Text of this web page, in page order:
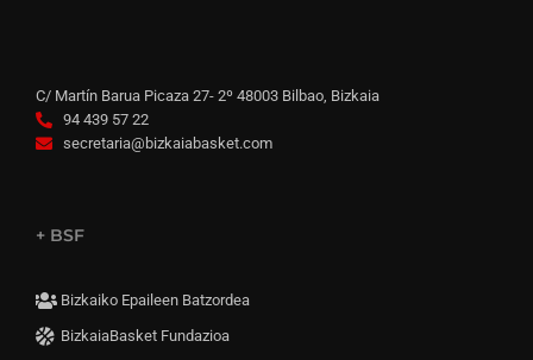
C/ Martín Barua Picaza 27- 2º 48003 Bilbao, Bizkaia
94 439 57 22
secretaria@bizkaiabasket.com
+ BSF
Bizkaiko Epaileen Batzordea
BizkaiaBasket Fundazioa